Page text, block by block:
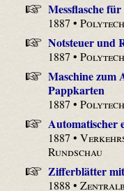
Messflasche
1887 •
Notsteuer und
1887 •
Maschine zum
Pappkarten
1887 •
Automatischer
1887 •
Rundschau
Zifferblätter
1888 •